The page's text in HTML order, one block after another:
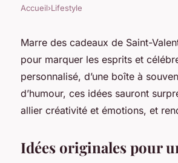
cadeaux
réussie
Accueil›Lifestyle
Marre des cadeaux de Saint-
pour marquer les esprits et
personnalisé, d’une boîte à
d’humour, ces idées sauront
allier créativité et émotions, et
Idées originales pour